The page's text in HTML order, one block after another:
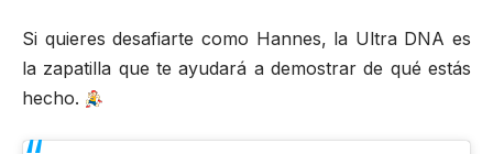
Si quieres desafiarte como Hannes, la Ultra DNA es
la zapatilla que te ayudará a demostrar de qué estás
hecho.